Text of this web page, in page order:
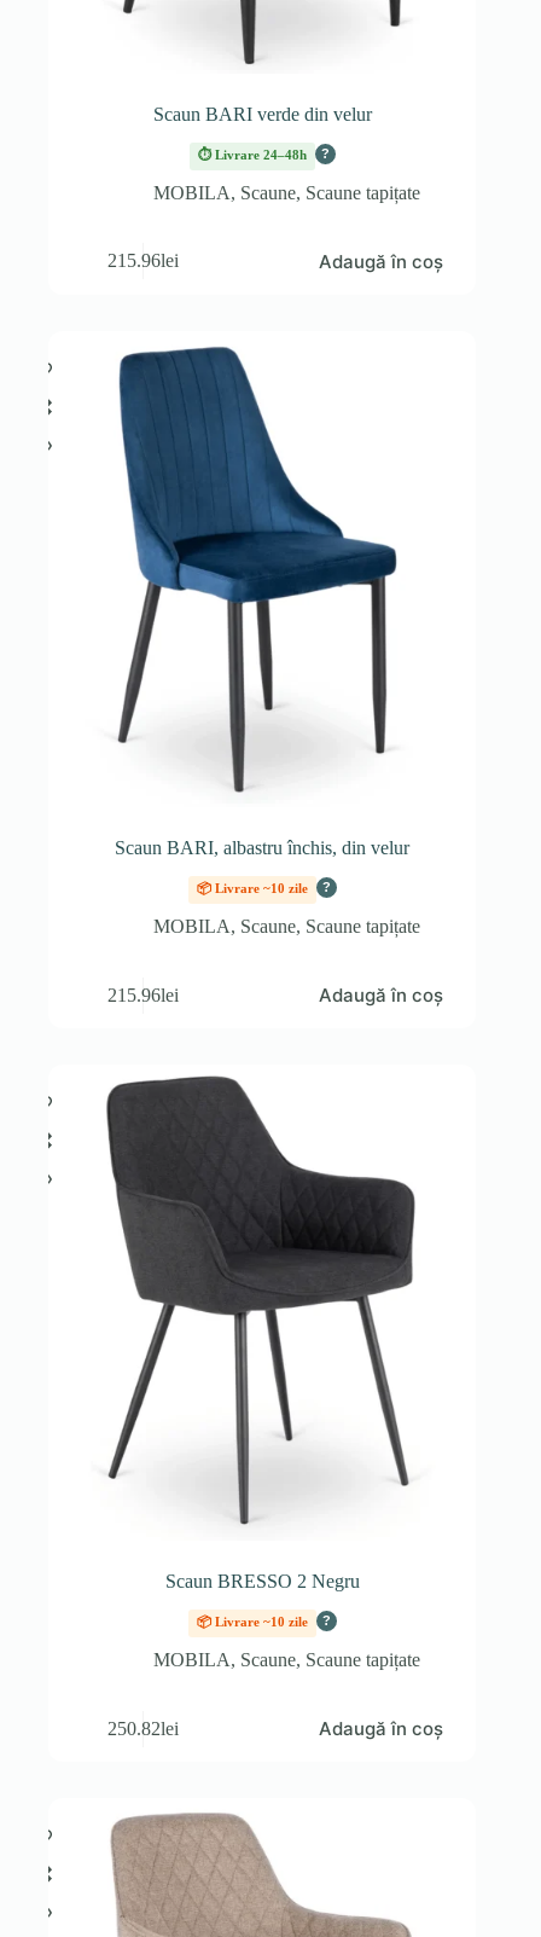
Scaun BARI verde din velur
⏱ Livrare 24–48h ?
MOBILA, Scaune, Scaune tapițate
215.96lei Adaugă în coș
Scaun BARI, albastru închis, din velur
📦 Livrare ~10 zile ?
MOBILA, Scaune, Scaune tapițate
215.96lei Adaugă în coș
Scaun BRESSO 2 Negru
📦 Livrare ~10 zile ?
MOBILA, Scaune, Scaune tapițate
250.82lei Adaugă în coș